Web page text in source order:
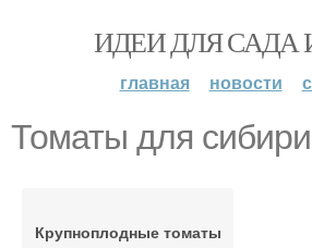
ИДЕИ ДЛЯ САДА
главная новости
Томаты для сибири
Крупноплодные томаты